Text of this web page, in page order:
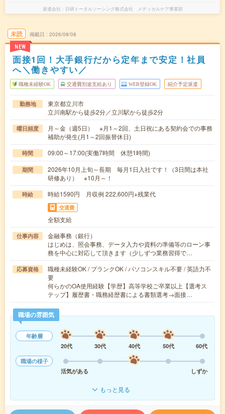
派遣会社 日研トータルソーシング株式会社 メディカルケア事業部
未読
NEW
掲載日 2026/08/08
面接1回！大手銀行だから定年まで安定！社員
へ＼働きやすい／
職種未経験OK 交通費別途支給あり WEB登録OK 紹介予定派遣
勤務地
東京都立川市
立川南駅から徒歩2分／立川駅から徒歩2分
曜日頻度
月～金（週5日） ※月1～2回、土日祝にある契約会での事務
補助が発生(月1～2回振替休日)
時間 09:00～17:00(実働7時間 休憩1時間)
期間
2026年10月上旬～長期 毎月1日入社です！（3日間は本社
研修あり） ※10月～！
時給 時給1590円 月収例 222,600円+残業代
交通費
全額支給
仕事内容
金融事務（銀行）
はじめは、照会事務、データ入力や資料の準備等のローン事
務を中心に対応して頂きます（少しずつ業務習得で…
応募資格
職種未経験OK / ブランクOK / パソコンスキル不要 / 英語力不
要
何らかのOA使用経験【学歴】高等学校ご卒業以上【選考ス
テップ】履歴書・職務経歴書による書類選考→面接…
職場の雰囲気
年齢層
20代
30代 40代 50代
60代
職場の様子
活気がある
しずか
もっと見る